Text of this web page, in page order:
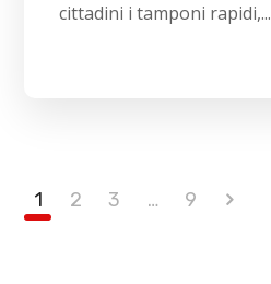
cittadini i tamponi rapidi,...
1 2 3 … 9